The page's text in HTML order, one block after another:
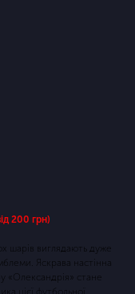
200 грн)
шарів виглядають дуже
Яскрава настінна
«Олександрія» стане
цієї футбольної